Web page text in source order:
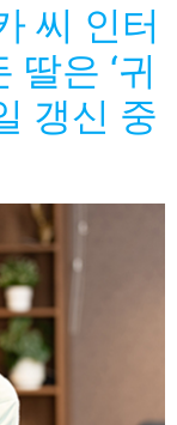
씨 인터
은 ‘귀
갱신 중